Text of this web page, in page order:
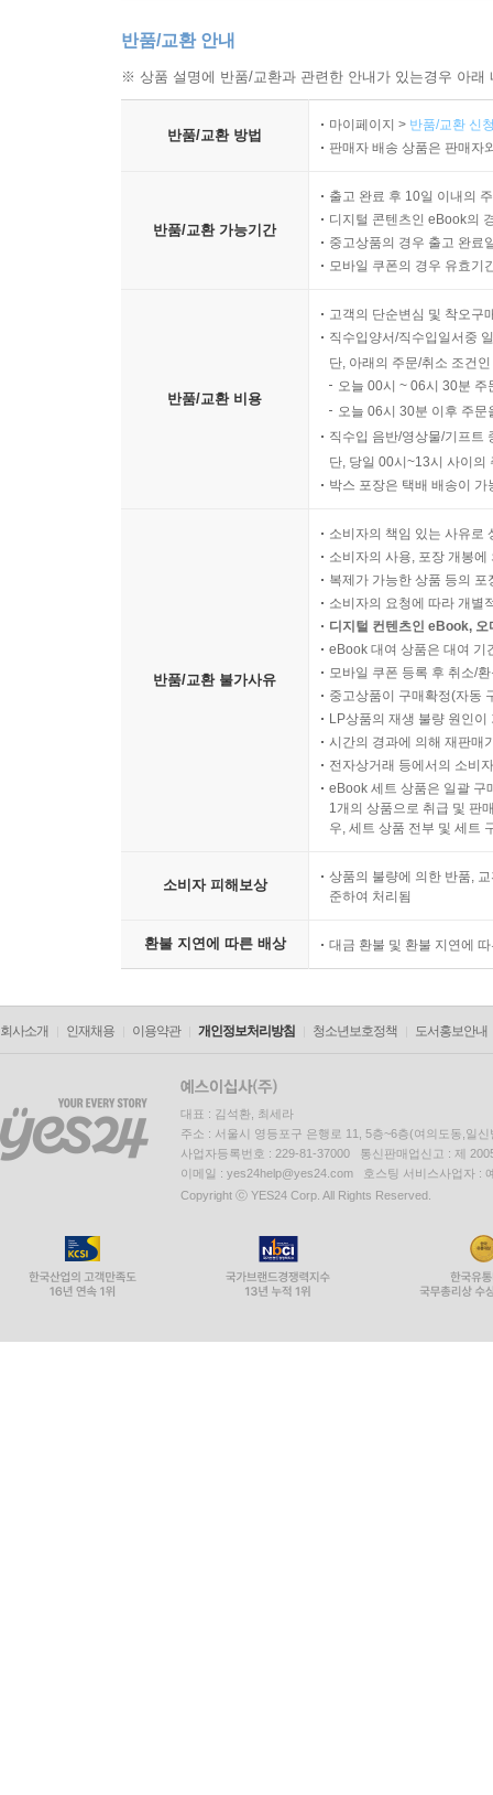
반품/교환 안내
※ 상품 설명에 반품/교환과 관련한 안내가 있는경우 아
반품/교환 방법
마이페이지 > 반품/교환 신
판매자 배송 상품은 판매자
반품/교환 가능기간
출고 완료 후 10일 이내의
디지털 콘텐츠인 eBook의
중고상품의 경우 출고 완료
모바일 쿠폰의 경우 유효기
반품/교환 비용
고객의 단순변심 및 착오구
직수입양서/직수입일서중
단, 아래의 주문/취소 조건
오늘 00시 ~ 06시 30분
오늘 06시 30분 이후 주
직수입 음반/영상물/기프트
단, 당일 00시~13시 사이의
박스 포장은 택배 배송이
반품/교환 불가사유
소비자의 책임 있는 사유로
소비자의 사용, 포장 개봉
복제가 가능한 상품 등의
소비자의 요청에 따라 개별
디지털 컨텐츠인 eBook,
eBook 대여 상품은 대여 기
모바일 쿠폰 등록 후 취소/
중고상품이 구매확정(자동
LP상품의 재생 불량 원인
시간의 경과에 의해 재판매
전자상거래 등에서의 소비
eBook 세트 상품은 일괄 구
1개의 상품으로 취급 및 판
우, 세트 상품 전부 및 세트
소비자 피해보상
상품의 불량에 의한 반품,
준하여 처리됨
환불 지연에 따른 배상 대금 환불 및 환불 지연에
회사소개 인재채용 이용약관 개인정보처리방침 청소년보호정책 도서홍보안내
대표 : 김석환, 최세라
주소 : 서울시 영등포구 은행로 11, 5층~6층(여의도동,일신
사업자등록번호 : 229-81-37000 통신판매업신고 : 제
이메일 : yes24help@yes24.com 호스팅 서비스사업자 :
Copyright ⓒ YES24 Corp. All Rights Reserved.